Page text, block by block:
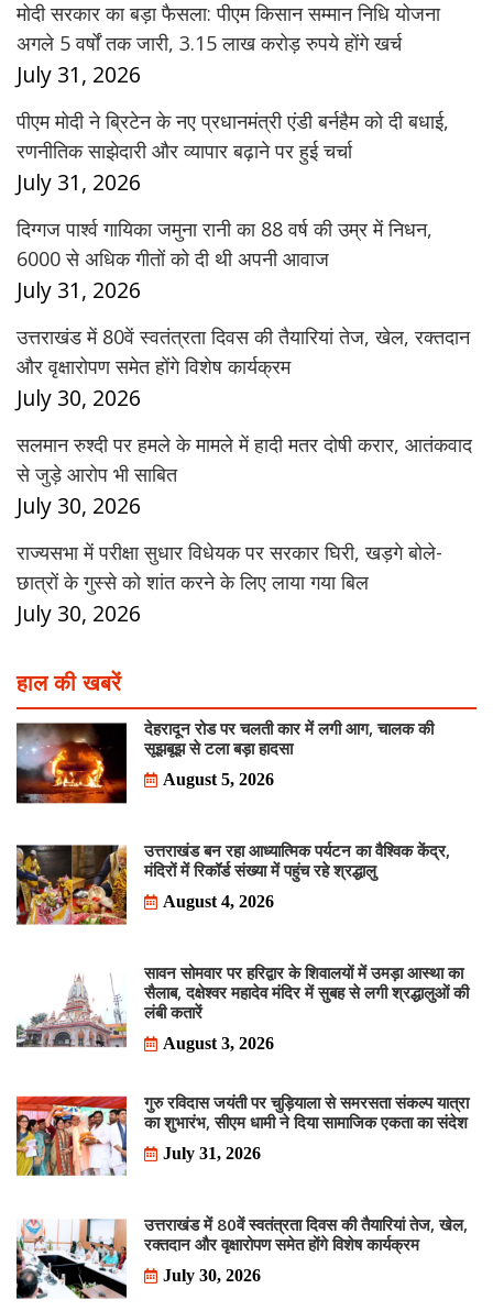
मोदी सरकार का बड़ा फैसला: पीएम किसान सम्मान निधि योजना
अगले 5 वर्षों तक जारी, 3.15 लाख करोड़ रुपये होंगे खर्च
July 31, 2026
पीएम मोदी ने ब्रिटेन के नए प्रधानमंत्री एंडी बर्नहैम को दी बधाई,
रणनीतिक साझेदारी और व्यापार बढ़ाने पर हुई चर्चा
July 31, 2026
दिग्गज पार्श्व गायिका जमुना रानी का 88 वर्ष की उम्र में निधन,
6000 से अधिक गीतों को दी थी अपनी आवाज
July 31, 2026
उत्तराखंड में 80वें स्वतंत्रता दिवस की तैयारियां तेज, खेल, रक्तदान
और वृक्षारोपण समेत होंगे विशेष कार्यक्रम
July 30, 2026
सलमान रुश्दी पर हमले के मामले में हादी मतर दोषी करार, आतंकवाद
से जुड़े आरोप भी साबित
July 30, 2026
राज्यसभा में परीक्षा सुधार विधेयक पर सरकार घिरी, खड़गे बोले-
छात्रों के गुस्से को शांत करने के लिए लाया गया बिल
July 30, 2026
हाल की खबरें
देहरादून रोड पर चलती कार में लगी आग, चालक की
सूझबूझ से टला बड़ा हादसा
August 5, 2026
उत्तराखंड बन रहा आध्यात्मिक पर्यटन का वैश्विक केंद्र,
मंदिरों में रिकॉर्ड संख्या में पहुंच रहे श्रद्धालु
August 4, 2026
सावन सोमवार पर हरिद्वार के शिवालयों में उमड़ा आस्था का
सैलाब, दक्षेश्वर महादेव मंदिर में सुबह से लगी श्रद्धालुओं की
लंबी कतारें
August 3, 2026
गुरु रविदास जयंती पर चुड़ियाला से समरसता संकल्प यात्रा
का शुभारंभ, सीएम धामी ने दिया सामाजिक एकता का संदेश
July 31, 2026
उत्तराखंड में 80वें स्वतंत्रता दिवस की तैयारियां तेज, खेल,
रक्तदान और वृक्षारोपण समेत होंगे विशेष कार्यक्रम
July 30, 2026